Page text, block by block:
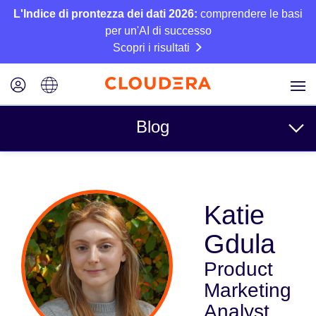
L'Indice di prontezza dei dati 2026: comprendere le basi
per un'AI di successo
Scopri i risultati
Blog
Azienda
Tecnico
Partner
Cultura
Katie
Gdula
Product
Marketing
Analyst